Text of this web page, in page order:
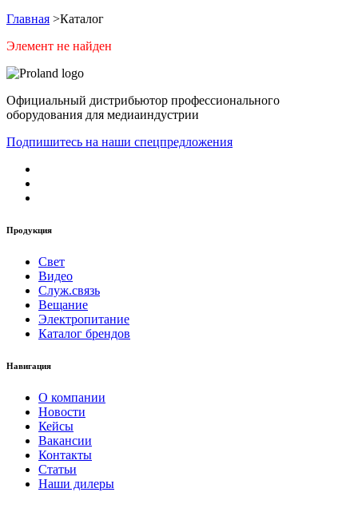
Главная >Каталог
Элемент не найден
Официальный дистрибьютор профессионального
оборудования для медиаиндустрии
Подпишитесь на наши спецпредложения
Продукция
Свет
Видео
Служ.связь
Вещание
Электропитание
Каталог брендов
Навигация
О компании
Новости
Кейсы
Вакансии
Контакты
Статьи
Наши дилеры